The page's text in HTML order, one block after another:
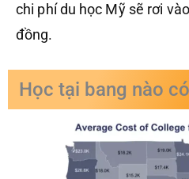
chi phí du học Mỹ sẽ rơi
đồng.
Học tại bang nào